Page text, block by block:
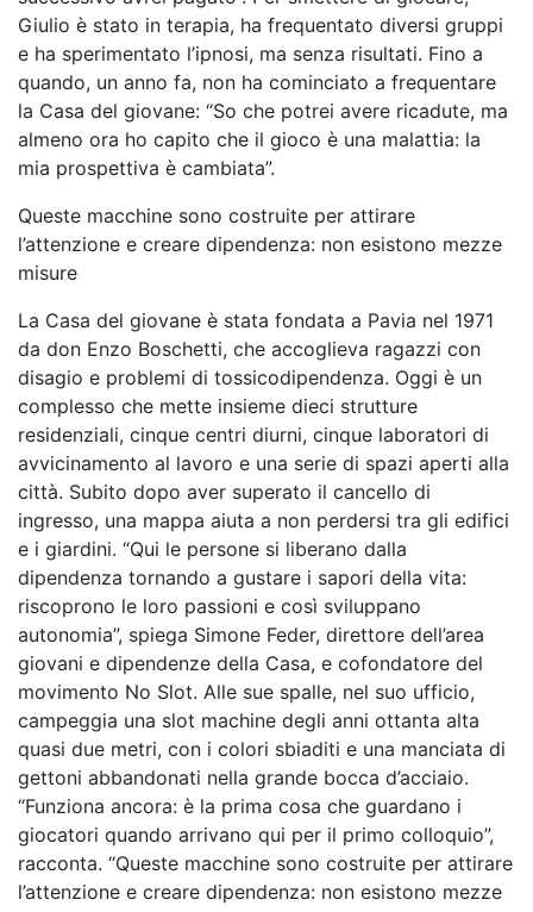
Giulio è stato in terapia, ha frequentato diversi gruppi
e ha sperimentato l’ipnosi, ma senza risultati. Fino a
quando, un anno fa, non ha cominciato a frequentare
la Casa del giovane: “So che potrei avere ricadute, ma
almeno ora ho capito che il gioco è una malattia: la
mia prospettiva è cambiata”.
Queste macchine sono costruite per attirare
l’attenzione e creare dipendenza: non esistono mezze
misure
La Casa del giovane è stata fondata a Pavia nel 1971
da don Enzo Boschetti, che accoglieva ragazzi con
disagio e problemi di tossicodipendenza. Oggi è un
complesso che mette insieme dieci strutture
residenziali, cinque centri diurni, cinque laboratori di
avvicinamento al lavoro e una serie di spazi aperti alla
città. Subito dopo aver superato il cancello di
ingresso, una mappa aiuta a non perdersi tra gli edifici
e i giardini. “Qui le persone si liberano dalla
dipendenza tornando a gustare i sapori della vita:
riscoprono le loro passioni e così sviluppano
autonomia”, spiega Simone Feder, direttore dell’area
giovani e dipendenze della Casa, e cofondatore del
movimento No Slot. Alle sue spalle, nel suo ufficio,
campeggia una slot machine degli anni ottanta alta
quasi due metri, con i colori sbiaditi e una manciata di
gettoni abbandonati nella grande bocca d’acciaio.
“Funziona ancora: è la prima cosa che guardano i
giocatori quando arrivano qui per il primo colloquio”,
racconta. “Queste macchine sono costruite per attirare
l’attenzione e creare dipendenza: non esistono mezze